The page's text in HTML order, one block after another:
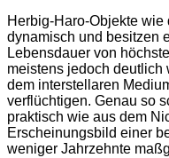
Herbig-Haro-Objekte
dynamisch und besitzen
Lebensdauer von
meistens jedoch deutlich
dem interstellaren
verflüchtigen. Genau so
praktisch wie aus dem
Erscheinungsbild einer
weniger Jahrzehnte